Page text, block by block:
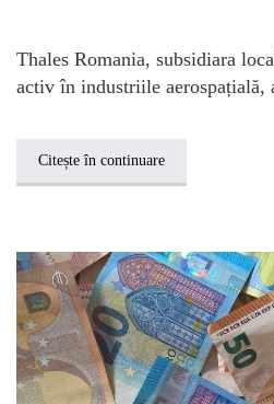
Thales Romania, subsidiara
activ în industriile aerospațială,
Citește în continuare